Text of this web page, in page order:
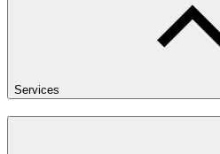
Services